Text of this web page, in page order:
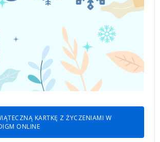
KARTKĘ Z ŻYCZENIAMI W
ONLINE